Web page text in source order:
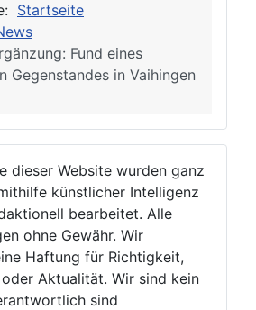
Startseite
Fund eines
Gegenstandes in Vaihingen
dieser Website wurden ganz
künstlicher Intelligenz
bearbeitet. Alle
ohne Gewähr. Wir
Haftung für Richtigkeit,
Aktualität. Wir sind kein
sind